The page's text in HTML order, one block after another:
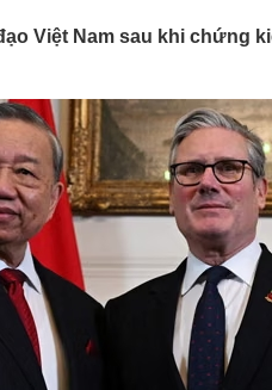
Việt Nam sau khi chứng